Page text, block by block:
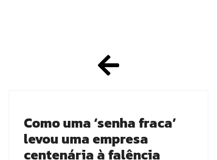
Como uma ‘senha fraca’
levou uma empresa
centenária à falência